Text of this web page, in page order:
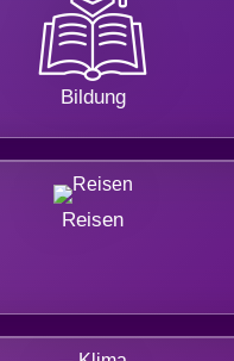
Bildung
Reisen